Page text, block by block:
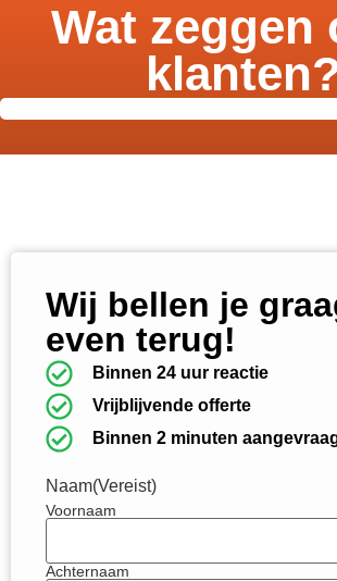
Wat zeggen
Wij bellen je
even terug!
Binnen 24 uur reactie
Vrijblijvende offerte
Binnen 2 minuten
Naam(Vereist)
Voornaam
Achternaam